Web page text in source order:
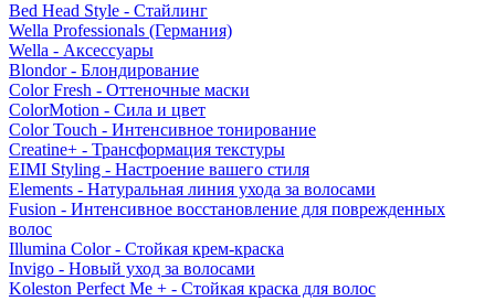
Bed Head Style - Стайлинг
Wella Professionals (Германия)
Wella - Аксессуары
Blondor - Блондирование
Color Fresh - Оттеночные маски
ColorMotion - Сила и цвет
Color Touch - Интенсивное тонирование
Creatine+ - Трансформация текстуры
EIMI Styling - Настроение вашего стиля
Elements - Натуральная линия ухода за волосами
Fusion - Интенсивное восстановление для поврежденных
волос
Illumina Color - Стойкая крем-краска
Invigo - Новый уход за волосами
Koleston Perfect Me + - Стойкая краска для волос